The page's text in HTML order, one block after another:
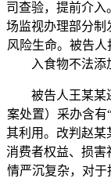
司查验，提前介
场监视办理部分制
风险生命。被告人
入食物不法添
被告人王某某还
案处置）采办含有
其利用。改判赵某
消费者权益、损害
情严沉复杂，对于